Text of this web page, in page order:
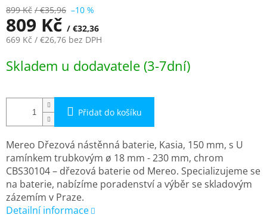
899 Kč / €35,96 –10 %
809 Kč / €32,36
669 Kč / €26,76 bez DPH
cena:
Skladem u dodavatele (3-7dní)
Přidat do košíku
Mereo Dřezová nástěnná baterie, Kasia, 150 mm, s U
ramínkem trubkovým ø 18 mm - 230 mm, chrom
CBS30104 – dřezová baterie od Mereo. Specializujeme se
na baterie, nabízíme poradenství a výběr se skladovým
zázemím v Praze.
Detailní informace